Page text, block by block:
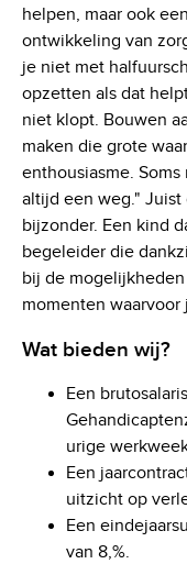
helpen, maar ook
ontwikkeling van
je niet met
opzetten als dat
niet klopt. Bouwen
maken die grote
enthousiasme.
altijd een weg."
bijzonder. Een kind
begeleider die
bij de
momenten waarvoor
Wat bieden wij?
Een
urige
Een
uitzicht op
Een
van 8,%.